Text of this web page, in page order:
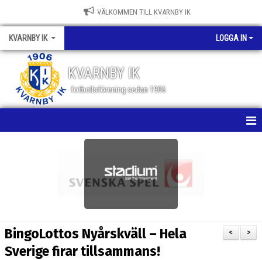
VÄLKOMMEN TILL KVARNBY IK
KVARNBY IK LOGGA IN
KVARNBY IK
fotbollsförening sedan 1906
BILDGALLERI
>
<
BingoLottos Nyårskväll – Hela
Sverige firar tillsammans!